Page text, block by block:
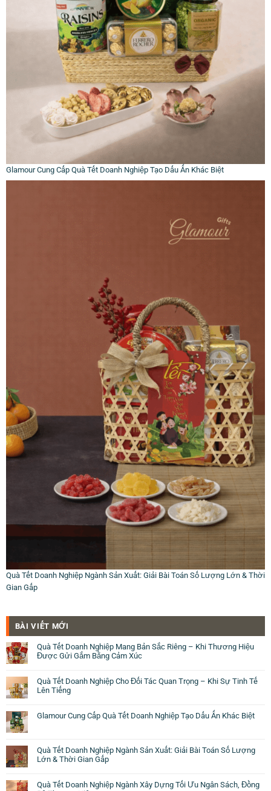
Glamour Cung Cấp Quà Tết Doanh Nghiệp Tạo Dấu Ấn Khác Biệt
Quà Tết Doanh Nghiệp Ngành Sản Xuất: Giải Bài Toán Số Lượng Lớn & Thời
Gian Gấp
BÀI VIẾT MỚI
Quà Tết Doanh Nghiệp Mang Bản Sắc Riêng – Khi Thương Hiệu
Được Gửi Gắm Bằng Cảm Xúc
Quà Tết Doanh Nghiệp Cho Đối Tác Quan Trọng – Khi Sự Tinh Tế
Lên Tiếng
Glamour Cung Cấp Quà Tết Doanh Nghiệp Tạo Dấu Ấn Khác Biệt
Quà Tết Doanh Nghiệp Ngành Sản Xuất: Giải Bài Toán Số Lượng
Lớn & Thời Gian Gấp
Quà Tết Doanh Nghiệp Ngành Xây Dựng Tối Ưu Ngân Sách, Đồng